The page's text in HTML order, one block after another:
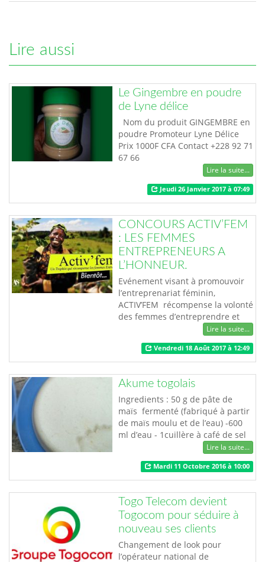
Lire aussi
Le Gingembre en poudre
de Lyne délice
Nom du produit GINGEMBRE en
poudre Promoteur Lyne Délice
Prix 1000F CFA Contact +228 92 71
67 66
Lire la suite...
Jeudi 26 Janvier 2017 à 07:49
CONCOURS ACTIV’FEM
: LES FEMMES
ENTREPRENEURS A
L’HONNEUR.
Evénement visant à promouvoir
l’entreprenariat féminin,
ACTIV’FEM récompense la volonté
des femmes d’entreprendre et
développement de l’économie
togolaise. Les femmes demeurent
un maillon important dans
l’économie d’un pays et jouent un
rôle majeur dans la stabilité et le
maintien de la paix. La femme a
toujours été assoc…
Lire la suite...
Vendredi 18 Août 2017 à 12:49
Akume togolais
Ingredients : 50 g de pâte de
maïs fermenté (fabriqué à partir
de maïs moulu et de l’eau) -600
ml d’eau - 1cuillère à café de sel
-Farine de maïs -Agbélima (Gari,
kokontè) -Eau -Pincée de sel
(optionnelle Préparation :
1Mélanger tous les ingrédients
dans une casserole et cuire sur
un feu moyen au début 2.
Remuer délicatement avec …
Lire la suite...
Mardi 11 Octobre 2016 à 10:00
Togo Telecom devient
Togocom pour séduire à
nouveau ses clients
Changement de look pour
l’opérateur national de